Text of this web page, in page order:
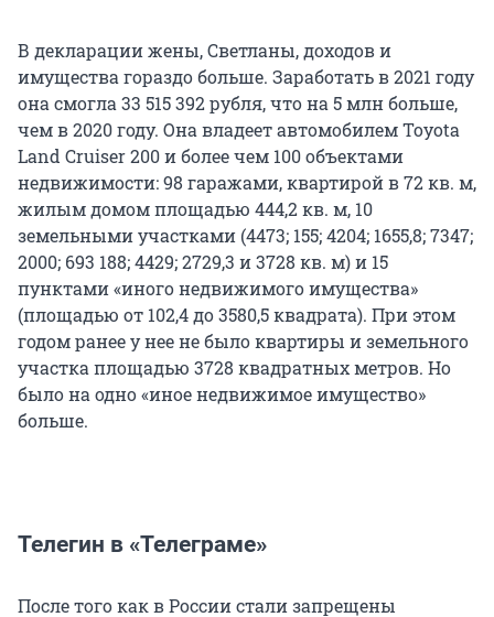
В декларации жены, Светланы, доходов и
имущества гораздо больше. Заработать в 2021 году
она смогла 33 515 392 рубля, что на 5 млн больше,
чем в 2020 году. Она владеет автомобилем Toyota
Land Cruiser 200 и более чем 100 объектами
недвижимости: 98 гаражами, квартирой в 72 кв. м,
жилым домом площадью 444,2 кв. м, 10
земельными участками (4473; 155; 4204; 1655,8; 7347;
2000; 693 188; 4429; 2729,3 и 3728 кв. м) и 15
пунктами «иного недвижимого имущества»
(площадью от 102,4 до 3580,5 квадрата). При этом
годом ранее у нее не было квартиры и земельного
участка площадью 3728 квадратных метров. Но
было на одно «иное недвижимое имущество»
больше.
Телегин в «Телеграме»
После того как в России стали запрещены